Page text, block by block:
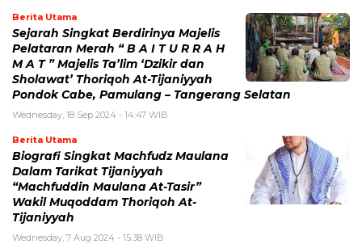
Berita Utama
Sejarah Singkat Berdirinya Majelis
Pelataran Merah “ B A I T U R R A H
M A T ” Majelis Ta’lim ‘Dzikir dan
Sholawat’ Thoriqoh At-Tijaniyyah
Pondok Cabe, Pamulang – Tangerang Selatan
Wednesday, 18 Sep 2024 - 14:47 WIB
Berita Utama
Biografi Singkat Machfudz Maulana
Dalam Tarikat Tijaniyyah
“Machfuddin Maulana At-Tasir”
Wakil Muqoddam Thoriqoh At-
Tijaniyyah
Wednesday, 7 Aug 2024 - 15:38 WIB